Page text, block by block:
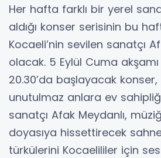
Her hafta farklı bir yerel
aldığı konser serisinin bu
Kocaeli’nin sevilen sanatçı
olacak. 5 Eylül Cuma
20.30’da başlayacak
unutulmaz anlara ev
sanatçı Afak Meydanlı,
doyasıya hissettirecek
türkülerini Kocaelililer için